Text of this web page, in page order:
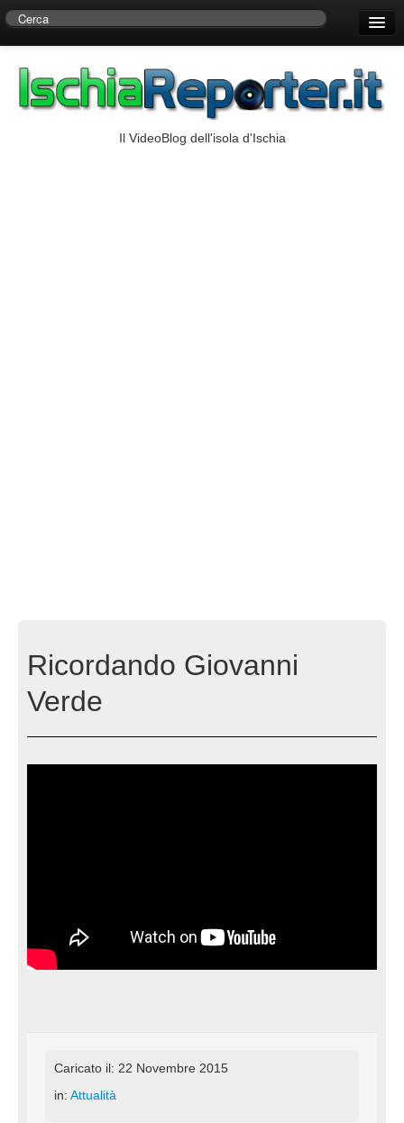
Centro di Ricerche Storiche D’Ambra
Il VideoBlog dell'isola d'Ischia
Ricordando Giovanni
Verde
Caricato il: 22 Novembre 2015
in: Attualità